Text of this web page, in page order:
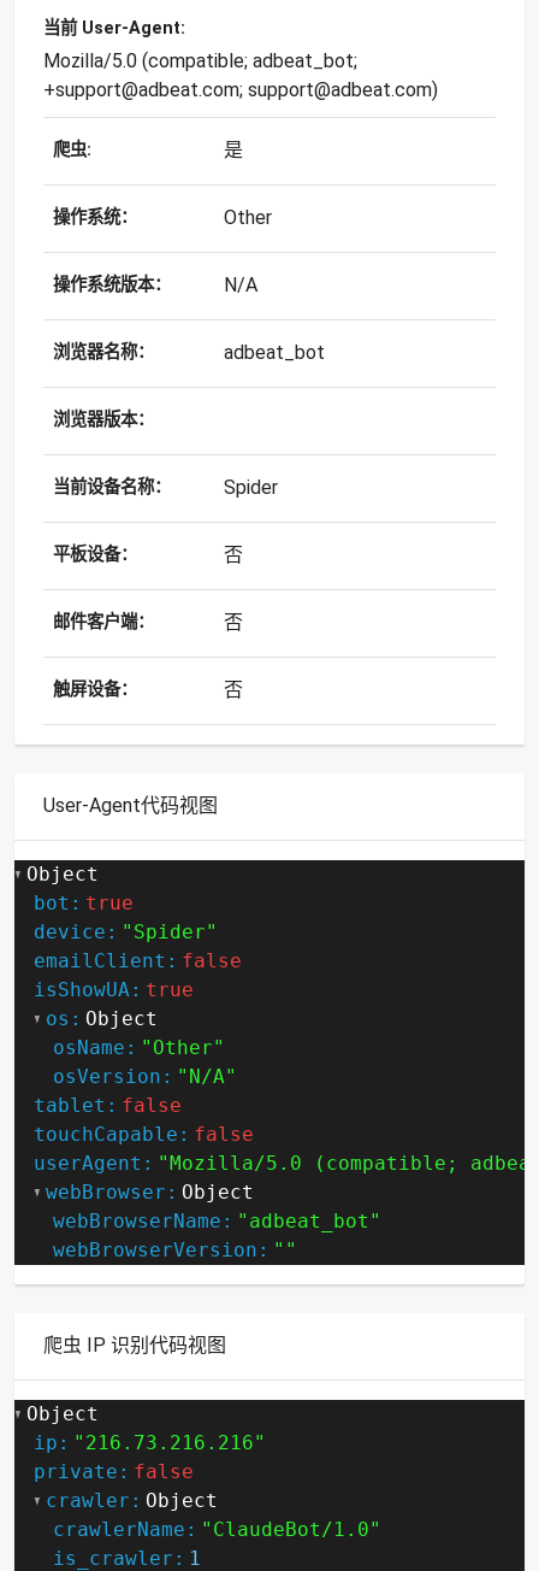
当前 User-Agent:
Mozilla/5.0 (compatible; adbeat_bot;
+support@adbeat.com; support@adbeat.com)
爬虫: 是
操作系统： Other
操作系统版本： N/A
浏览器名称： adbeat_bot
浏览器版本：
当前设备名称： Spider
平板设备： 否
邮件客户端： 否
触屏设备： 否
User-Agent代码视图
Object
bot: true
device: "Spider"
emailClient: false
isShowUA: true
os: Object
osName: "Other"
osVersion: "N/A"
tablet: false
touchCapable: false
userAgent: "Mozilla/5.0 (compatible;
webBrowser: Object
webBrowserName: "adbeat_bot"
webBrowserVersion: ""
爬虫 IP 识别代码视图
Object
ip: "216.73.216.216"
private: false
crawler: Object
crawlerName: "ClaudeBot/1.0"
is_crawler: 1